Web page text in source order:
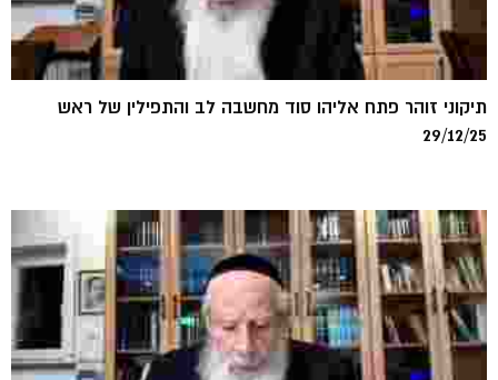
תיקוני זוהר פתח אליהו סוד מחשבה לב והתפילין של ראש
29/12/25